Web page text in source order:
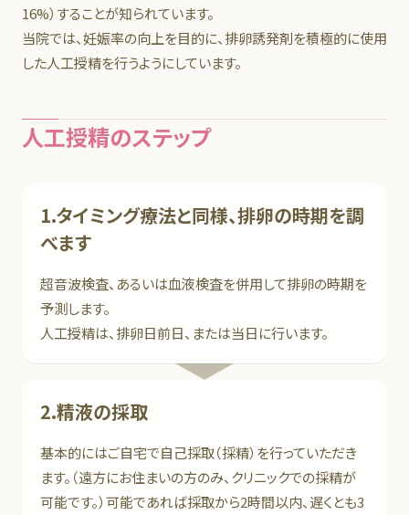
16%）することが知られています。
当院では、妊娠率の向上を目的に、排卵誘発剤を積極的に使用
した人工授精を行うようにしています。
人工授精のステップ
1.タイミング療法と同様、排卵の時期を調
べます
超音波検査、あるいは血液検査を併用して排卵の時期を
予測します。
人工授精は、排卵日前日、または当日に行います。
2.精液の採取
基本的にはご自宅で自己採取（採精）を行っていただき
ます。（遠方にお住まいの方のみ、クリニックでの採精が
可能です。）可能であれば採取から2時間以内、遅くとも3